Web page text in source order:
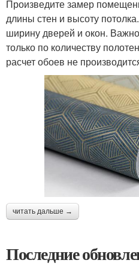
Произведите замер
длины стен и высоту
ширину дверей и окон.
только по количеству
расчет обоев не
читать дальше →
Последние